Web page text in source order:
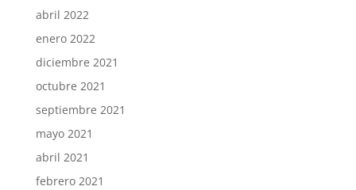
abril 2022
enero 2022
diciembre 2021
octubre 2021
septiembre 2021
mayo 2021
abril 2021
febrero 2021